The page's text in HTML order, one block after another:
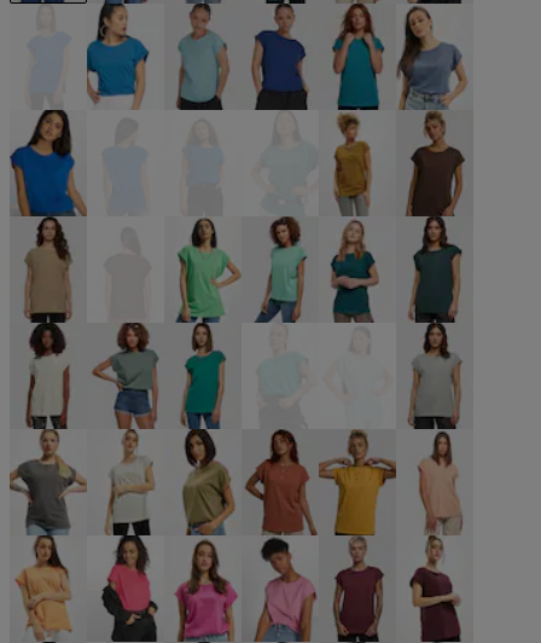
beige schwarzblau blau blau
blau blau blau
blau blau blau braun braun
braun braun grün grün
grün grün grün grün grün grau
grau grau olive orange orange orange